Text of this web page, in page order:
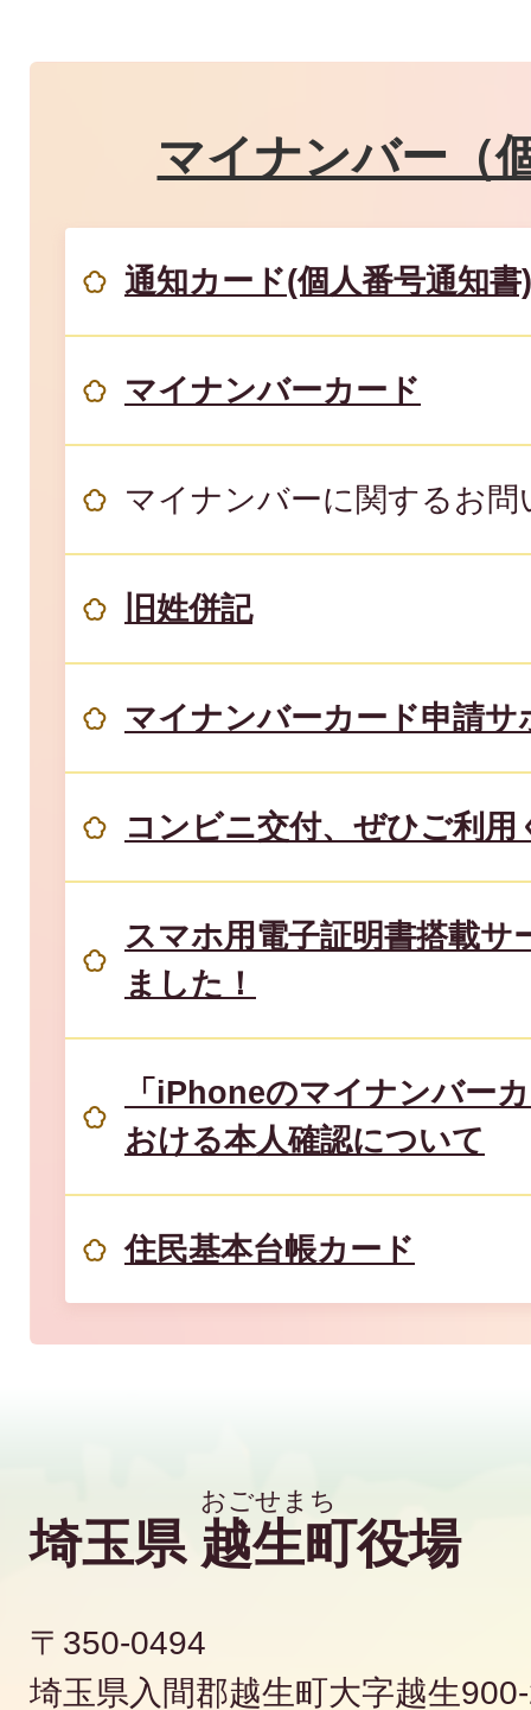
マイナンバー（
通知カード(個人番号通知書)
マイナンバーカード
マイナンバーに関するお問
旧姓併記
マイナンバーカード申請サ
コンビニ交付、ぜひご利用
スマホ用電子証明書搭載サ
ました！
「iPhoneのマイナンバー
おける本人確認について
住民基本台帳カード
埼玉県 越生町役場
〒350-0494
埼玉県入間郡越生町大字越生